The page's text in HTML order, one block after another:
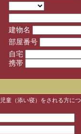
建物名
部屋番号
自宅
携帯
童（添い寝）をされる方に